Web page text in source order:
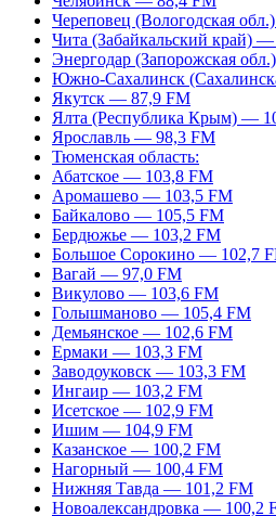
Череповец (Вологодская
Чита (Забайкальский край)
Энергодар (Запорожская
Южно-Сахалинск
Якутск — 87,9 FM
Ялта (Республика Крым) —
Ярославль — 98,3 FM
Тюменская область:
Абатское — 103,8 FM
Аромашево — 103,5 FM
Байкалово — 105,5 FM
Бердюжье — 103,2 FM
Большое Сорокино — 102,7
Вагай — 97,0 FM
Викулово — 103,6 FM
Голышманово — 105,4 FM
Демьянское — 102,6 FM
Ермаки — 103,3 FM
Заводоуковск — 103,3 FM
Ингаир — 103,2 FM
Исетское — 102,9 FM
Ишим — 104,9 FM
Казанское — 100,2 FM
Нагорный — 100,4 FM
Нижняя Тавда — 101,2 FM
Новоалександровка — 100,2